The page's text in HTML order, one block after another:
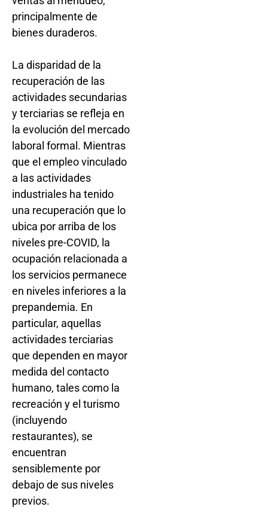
principalmente de
bienes duraderos.
La disparidad de la
recuperación de las
actividades secundarias
y terciarias se refleja en
la evolución del mercado
laboral formal. Mientras
que el empleo vinculado
a las actividades
industriales ha tenido
una recuperación que lo
ubica por arriba de los
niveles pre-COVID, la
ocupación relacionada a
los servicios permanece
en niveles inferiores a la
prepandemia. En
particular, aquellas
actividades terciarias
que dependen en mayor
medida del contacto
humano, tales como la
recreación y el turismo
(incluyendo
restaurantes), se
encuentran
sensiblemente por
debajo de sus niveles
previos.